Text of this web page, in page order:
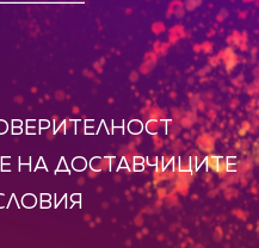
НА ДОСТАВЧИЦИТЕ